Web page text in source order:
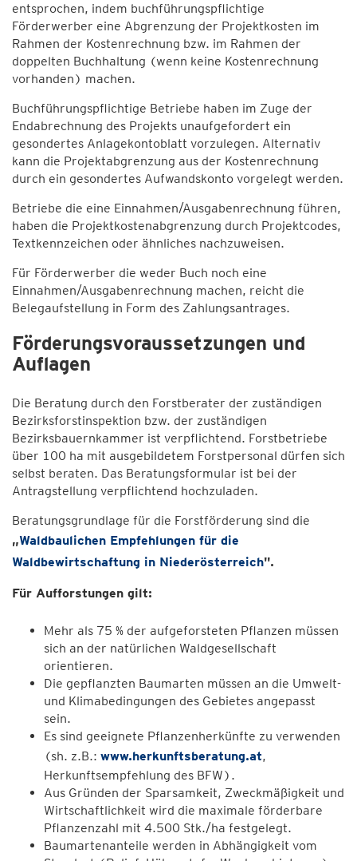
entsprochen, indem buchführungspflichtige
Förderwerber eine Abgrenzung der Projektkosten im
Rahmen der Kostenrechnung bzw. im Rahmen der
doppelten Buchhaltung (wenn keine Kostenrechnung
vorhanden) machen.
Buchführungspflichtige Betriebe haben im Zuge der
Endabrechnung des Projekts unaufgefordert ein
gesondertes Anlagekontoblatt vorzulegen. Alternativ
kann die Projektabgrenzung aus der Kostenrechnung
durch ein gesondertes Aufwandskonto vorgelegt werden.
Betriebe die eine Einnahmen/Ausgabenrechnung führen,
haben die Projektkostenabgrenzung durch Projektcodes,
Textkennzeichen oder ähnliches nachzuweisen.
Für Förderwerber die weder Buch noch eine
Einnahmen/Ausgabenrechnung machen, reicht die
Belegaufstellung in Form des Zahlungsantrages.
Förderungsvoraussetzungen und
Auflagen
Die Beratung durch den Forstberater der zuständigen
Bezirksforstinspektion bzw. der zuständigen
Bezirksbauernkammer ist verpflichtend. Forstbetriebe
über 100 ha mit ausgebildetem Forstpersonal dürfen sich
selbst beraten. Das Beratungsformular ist bei der
Antragstellung verpflichtend hochzuladen.
Beratungsgrundlage für die Forstförderung sind die
„Waldbaulichen Empfehlungen für die
Waldbewirtschaftung in Niederösterreich".
Für Aufforstungen gilt:
Mehr als 75 % der aufgeforsteten Pflanzen müssen
sich an der natürlichen Waldgesellschaft
orientieren.
Die gepflanzten Baumarten müssen an die Umwelt-
und Klimabedingungen des Gebietes angepasst
sein.
Es sind geeignete Pﬂanzenherkünfte zu verwenden
(sh. z.B.: www.herkunftsberatung.at,
Herkunftsempfehlung des BFW).
Aus Gründen der Sparsamkeit, Zweckmäßigkeit und
Wirtschaftlichkeit wird die maximale förderbare
Pﬂanzenzahl mit 4.500 Stk./ha festgelegt.
Baumartenanteile werden in Abhängigkeit vom